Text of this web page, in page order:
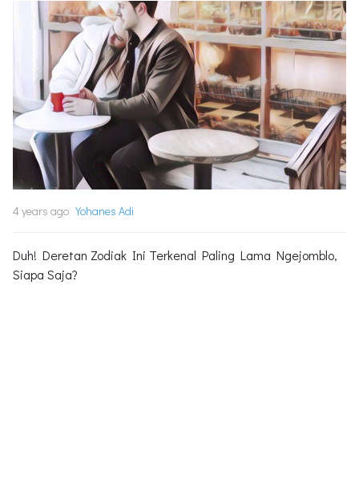
4 years ago Yohanes Adi
Duh! Deretan Zodiak Ini Terkenal Paling Lama Ngejomblo,
Siapa Saja?